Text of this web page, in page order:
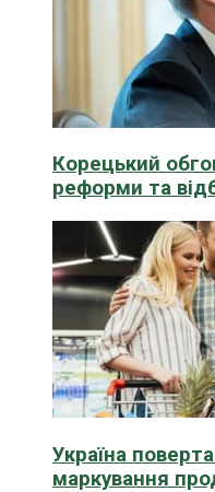
Корецький
реформи та
Україна
маркування